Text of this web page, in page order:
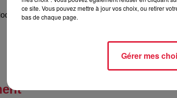
: 10 mai 2021 à 10h57 Rédaction
ce site. Vous pouvez mettre à jour vos choix, ou retirer
bas de chaque page.
Gérer mes